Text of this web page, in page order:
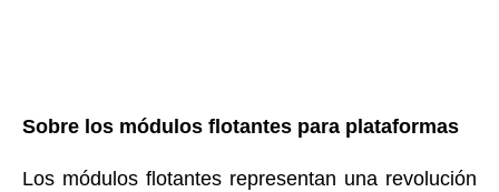
Sobre los módulos flotantes para plataformas
Los módulos flotantes representan una revolución